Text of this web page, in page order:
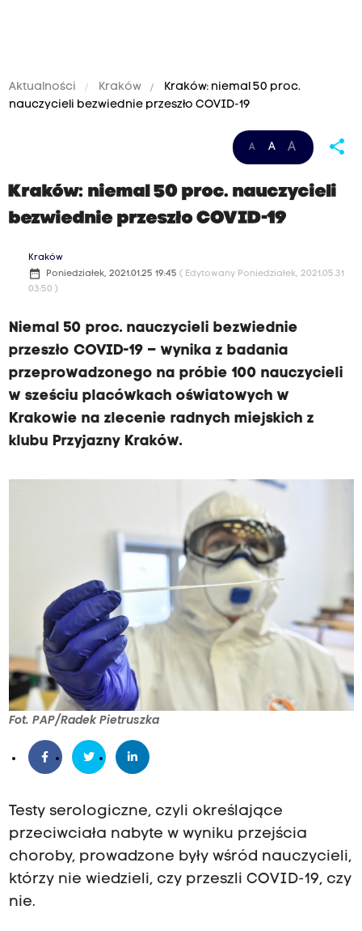
Aktualności Kraków
Kraków: niemal 50 proc.
nauczycieli bezwiednie przeszło COVID-19
A A A share
Kraków: niemal 50 proc. nauczycieli
bezwiednie przeszło COVID-19
Kraków
date_range Poniedziałek, 2021.01.25 19:45 ( Edytowany Poniedziałek, 2021.05.31
03:50 )
Niemal 50 proc. nauczycieli bezwiednie
przeszło COVID-19 – wynika z badania
przeprowadzonego na próbie 100 nauczycieli
w sześciu placówkach oświatowych w
Krakowie na zlecenie radnych miejskich z
klubu Przyjazny Kraków.
Fot. PAP/Radek Pietruszka
Testy serologiczne, czyli określające
przeciwciała nabyte w wyniku przejścia
choroby, prowadzone były wśród nauczycieli,
którzy nie wiedzieli, czy przeszli COVID-19, czy
nie.